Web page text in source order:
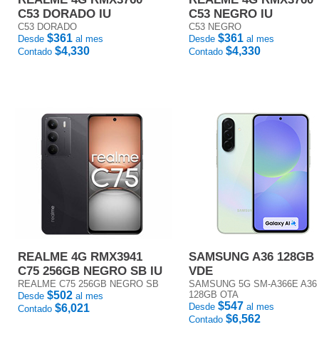
C53 DORADO IU
C53 DORADO
Desde $361 al mes
Contado $4,330
C53 NEGRO IU
C53 NEGRO
Desde $361 al mes
Contado $4,330
REALME 4G RMX3941
C75 256GB NEGRO SB IU
REALME C75 256GB NEGRO SB
Desde $502 al mes
Contado $6,021
SAMSUNG A36 128GB
VDE
SAMSUNG 5G SM-A366E A36
128GB OTA
Desde $547 al mes
Contado $6,562